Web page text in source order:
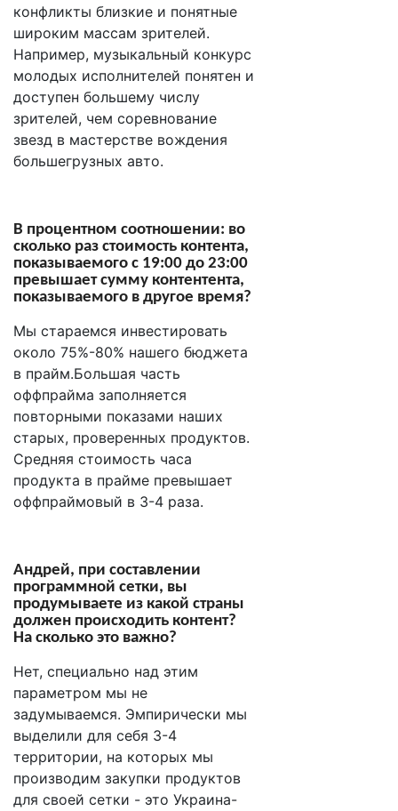
конфликты близкие и понятные
широким массам зрителей.
Например, музыкальный конкурс
молодых исполнителей понятен и
доступен большему числу
зрителей, чем соревнование
звезд в мастерстве вождения
большегрузных авто.
В процентном соотношении: во
сколько раз стоимость контента,
показываемого с 19:00 до 23:00
превышает сумму контентента,
показываемого в другое время?
Мы стараемся инвестировать
около 75%-80% нашего бюджета
в прайм.Большая часть
оффпрайма заполняется
повторными показами наших
старых, проверенных продуктов.
Средняя стоимость часа
продукта в прайме превышает
оффпраймовый в 3-4 раза.
Андрей, при составлении
программной сетки, вы
продумываете из какой страны
должен происходить контент?
На сколько это важно?
Нет, специально над этим
параметром мы не
задумываемся. Эмпирически мы
выделили для себя 3-4
территории, на которых мы
производим закупки продуктов
для своей сетки - это Украина-